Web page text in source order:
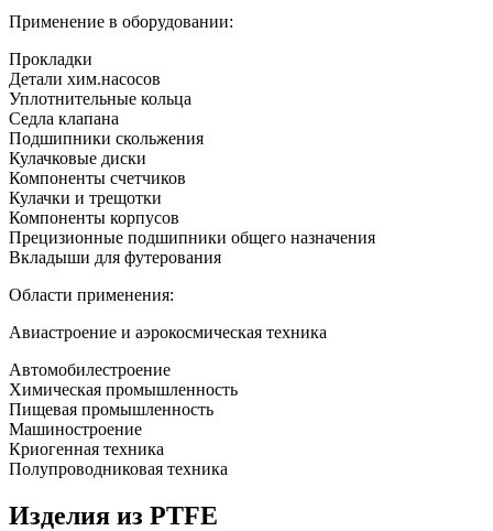
Применение в оборудовании:
Прокладки
Детали хим.насосов
Уплотнительные кольца
Седла клапана
Подшипники скольжения
Кулачковые диски
Компоненты счетчиков
Кулачки и трещотки
Компоненты корпусов
Прецизионные подшипники общего назначения
Вкладыши для футерования
Области применения:
Авиастроение и аэрокосмическая техника
Автомобилестроение
Химическая промышленность
Пищевая промышленность
Машиностроение
Криогенная техника
Полупроводниковая техника
Изделия из PTFE